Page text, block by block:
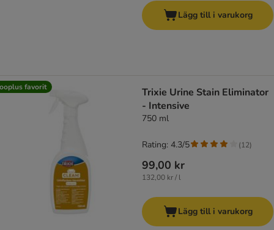
Lägg till i varukorg
favorit
Trixie Urine Stain Eliminator
- Intensive
750 ml
99,00 kr
132,00 kr / l
Rating: 4.3/5 (12)
Lägg till i varukorg